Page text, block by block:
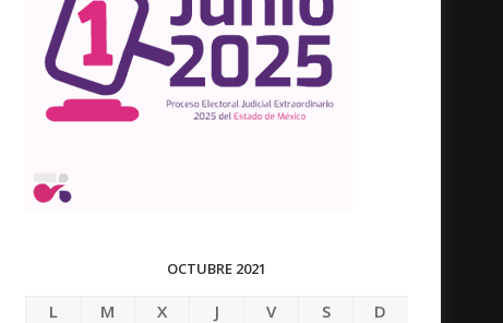
OCTUBRE 2021
L M X J V S
D